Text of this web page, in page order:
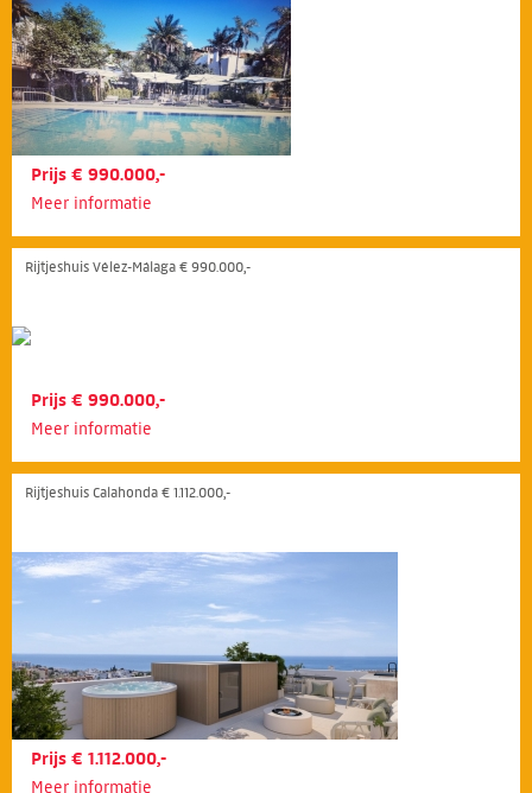
Prijs € 990.000,-
Meer informatie
Rijtjeshuis Vélez-Málaga € 990.000,-
Prijs € 990.000,-
Meer informatie
Rijtjeshuis Calahonda € 1.112.000,-
Prijs € 1.112.000,-
Meer informatie